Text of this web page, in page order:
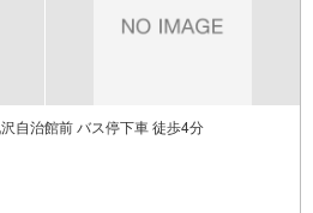
自治館前 バス停下車 徒歩4分